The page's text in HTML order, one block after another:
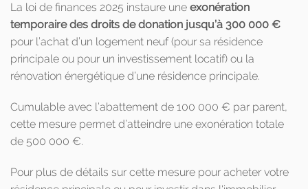
La loi de finances 2025 instaure une exonération
temporaire des droits de donation jusqu’à 300 000 €
pour l’achat d’un logement neuf (pour sa résidence
principale ou pour un investissement locatif) ou la
rénovation énergétique d’une résidence principale.
Cumulable avec l’abattement de 100 000 € par parent,
cette mesure permet d’atteindre une exonération totale
de 500 000 €.
Pour plus de détails sur cette mesure pour acheter votre